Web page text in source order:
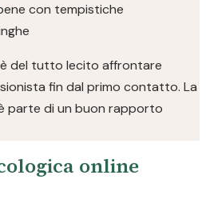
con tempistiche
del tutto lecito affrontare
fin dal primo contatto. La
parte di un buon rapporto
online